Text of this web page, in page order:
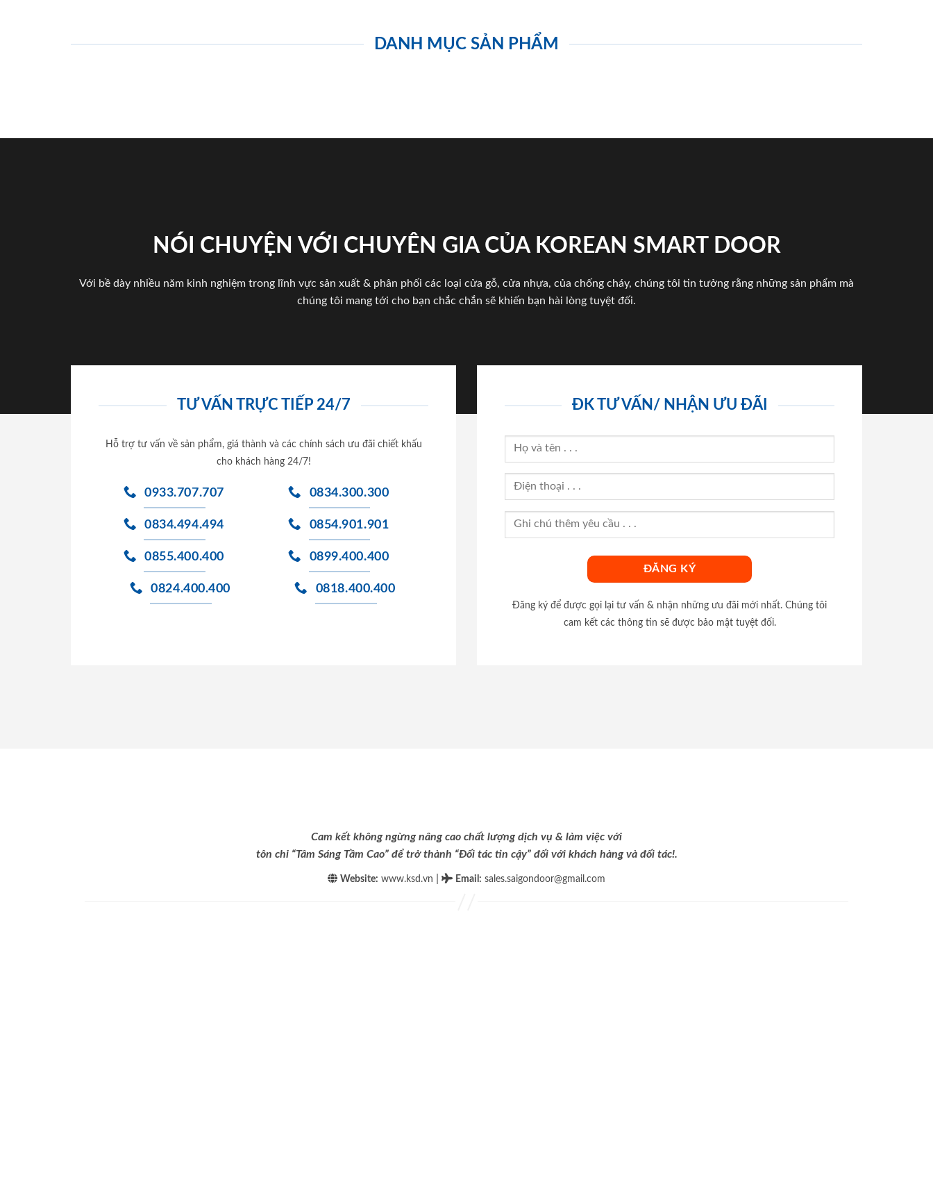
DANH MỤC SẢN PHẨM
NÓI CHUYỆN VỚI CHUYÊN GIA CỦA KOREAN SMART DOOR
Với bề dày nhiều năm kinh nghiệm trong lĩnh vực sản xuất & phân phối các loại cửa gỗ, cửa nhựa, của chống cháy, chúng tôi tin tưởng rằng những sản phẩm mà
chúng tôi mang tới cho bạn chắc chắn sẽ khiến bạn hài lòng tuyệt đối.
TƯ VẤN TRỰC TIẾP 24/7
Hỗ trợ tư vấn về sản phẩm, giá thành và các chính sách ưu đãi chiết khấu
cho khách hàng 24/7!
0933.707.707
0834.494.494
0855.400.400
0824.400.400
0834.300.300
0854.901.901
0899.400.400
0818.400.400
ĐK TƯ VẤN/ NHẬN ƯU ĐÃI
Đăng ký để được gọi lại tư vấn & nhận những ưu đãi mới nhất. Chúng tôi
cam kết các thông tin sẽ được bảo mật tuyệt đối.
Cam kết không ngừng nâng cao chất lượng dịch vụ & làm việc với
tôn chỉ “Tâm Sáng Tầm Cao” để trở thành “Đối tác tin cậy” đối với khách hàng và đối tác!.
Website: www.ksd.vn Email : sales.saigondoor@gmail.com